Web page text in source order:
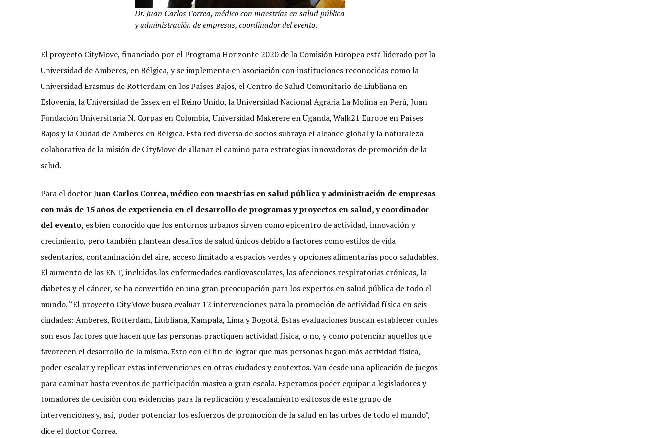
Dr. Juan Carlos Correa, médico con maestrías en salud pública
y administración de empresas, coordinador del evento.
El proyecto CityMove, financiado por el Programa Horizonte 2020 de la Comisión Europea está liderado por la
Universidad de Amberes, en Bélgica, y se implementa en asociación con instituciones reconocidas como la
Universidad Erasmus de Rotterdam en los Países Bajos, el Centro de Salud Comunitario de Liubliana en
Eslovenia, la Universidad de Essex en el Reino Unido, la Universidad Nacional Agraria La Molina en Perú, Juan
Fundación Universitaria N. Corpas en Colombia, Universidad Makerere en Uganda, Walk21 Europe en Países
Bajos y la Ciudad de Amberes en Bélgica. Esta red diversa de socios subraya el alcance global y la naturaleza
colaborativa de la misión de CityMove de allanar el camino para estrategias innovadoras de promoción de la
salud.
Para el doctorJuan Carlos Correa, médico con maestrías en salud pública y administración de empresas
con más de 15 años de experiencia en el desarrollo de programas y proyectos en salud, y coordinador
del evento, es bien conocido que los entornos urbanos sirven como epicentro de actividad, innovación y
crecimiento, pero también plantean desafíos de salud únicos debido a factores como estilos de vida
sedentarios, contaminación del aire, acceso limitado a espacios verdes y opciones alimentarias poco saludables.
El aumento de las ENT, incluidas las enfermedades cardiovasculares, las afecciones respiratorias crónicas, la
diabetes y el cáncer, se ha convertido en una gran preocupación para los expertos en salud pública de todo el
mundo. “El proyecto CityMove busca evaluar 12 intervenciones para la promoción de actividad física en seis
ciudades: Amberes, Rotterdam, Liubliana, Kampala, Lima y Bogotá. Estas evaluaciones buscan establecer cuales
son esos factores que hacen que las personas practiquen actividad física, o no, y como potenciar aquellos que
favorecen el desarrollo de la misma. Esto con el fin de lograr que mas personas hagan más actividad física,
poder escalar y replicar estas intervenciones en otras ciudades y contextos. Van desde una aplicación de juegos
para caminar hasta eventos de participación masiva a gran escala. Esperamos poder equipar a legisladores y
tomadores de decisión con evidencias para la replicación y escalamiento exitosos de este grupo de
intervenciones y, así, poder potenciar los esfuerzos de promoción de la salud en las urbes de todo el mundo”,
dice el doctor Correa.